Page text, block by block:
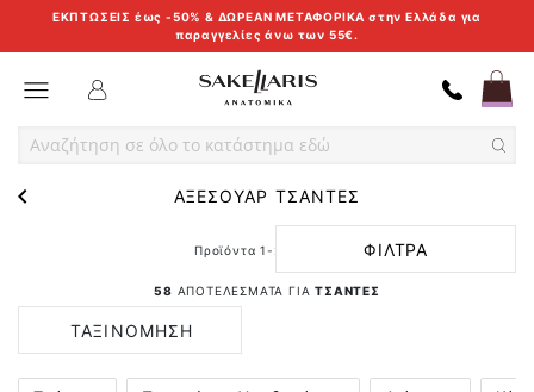
ΕΚΠΤΩΣΕΙΣ έως -50% & ΔΩΡΕΑΝ ΜΕΤΑΦΟΡΙΚΑ στην Ελλάδα για
παραγγελίες άνω των 55€.
ΑΞΕΣΟΥΑΡ ΤΣΑΝΤΕΣ
Προϊόντα1-24
58 ΑΠΟΤΕΛΕΣΜΑΤΑ ΓΙΑΤΣΑΝΤΕΣ
ΤΑΞΙΝΟΜΗΣΗ
ΚΑΤΑ
ΦΙΛΤΡΑ